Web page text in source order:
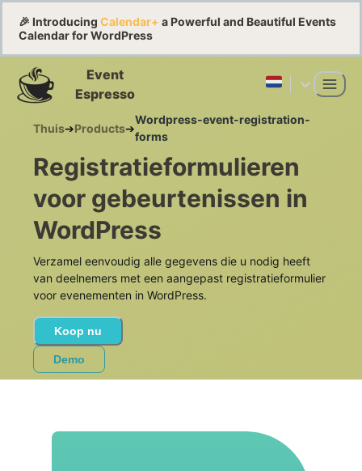
🎉 Introducing Calendar+ a Powerful and Beautiful Events
Calendar for WordPress
Event
Espresso
Thuis➔Products➔
Wordpress-event-registration-
forms
Registratieformulieren
voor gebeurtenissen in
WordPress
Verzamel eenvoudig alle gegevens die u nodig heeft
van deelnemers met een aangepast registratieformulier
voor evenementen in WordPress.
Koop nu
Demo